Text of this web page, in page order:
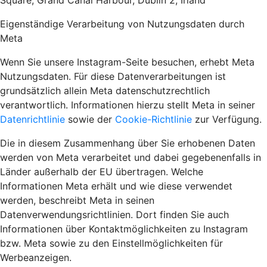
Eigenständige Verarbeitung von Nutzungsdaten durch
Meta
Wenn Sie unsere Instagram-Seite besuchen, erhebt Meta
Nutzungsdaten. Für diese Datenverarbeitungen ist
grundsätzlich allein Meta datenschutzrechtlich
verantwortlich. Informationen hierzu stellt Meta in seiner
Datenrichtlinie sowie der Cookie-Richtlinie zur Verfügung.
Die in diesem Zusammenhang über Sie erhobenen Daten
werden von Meta verarbeitet und dabei gegebenenfalls in
Länder außerhalb der EU übertragen. Welche
Informationen Meta erhält und wie diese verwendet
werden, beschreibt Meta in seinen
Datenverwendungsrichtlinien. Dort finden Sie auch
Informationen über Kontaktmöglichkeiten zu Instagram
bzw. Meta sowie zu den Einstellmöglichkeiten für
Werbeanzeigen.